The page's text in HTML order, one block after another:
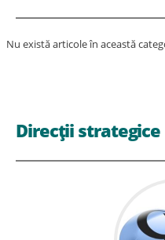
Nu există articole în această
Direcții strategice